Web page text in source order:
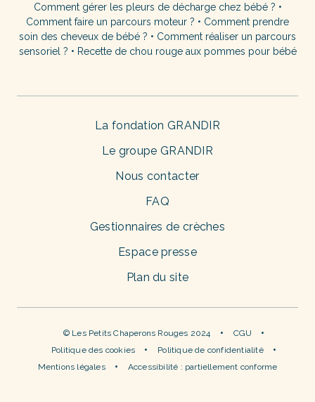
Comment gérer les pleurs de décharge chez bébé ? •
Comment faire un parcours moteur ? • Comment prendre
soin des cheveux de bébé ? • Comment réaliser un parcours
sensoriel ? • Recette de chou rouge aux pommes pour bébé
La fondation GRANDIR
Le groupe GRANDIR
Nous contacter
FAQ
Gestionnaires de crèches
Espace presse
Plan du site
© Les Petits Chaperons Rouges 2024
CGU
Politique des cookies
Politique de confidentialité
Mentions légales
Accessibilité : partiellement conforme